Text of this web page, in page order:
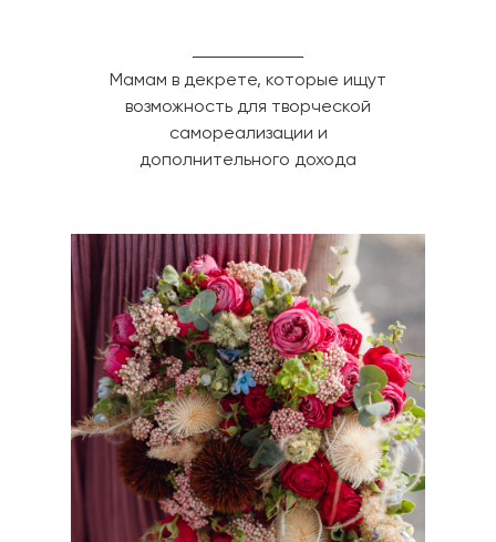
Мамам в декрете, которые ищут
возможность для творческой
самореализации и
дополнительного дохода